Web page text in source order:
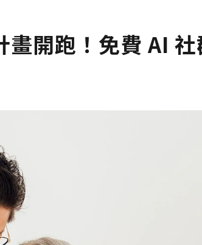
畫開跑！免費 AI